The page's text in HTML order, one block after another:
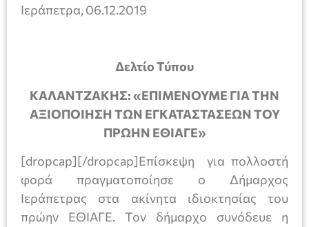
Ιεράπετρα, 06.12.2019
Δελτίο Τύπου
ΚΑΛΑΝΤΖΑΚΗΣ: «ΕΠΙΜΕΝΟΥΜΕ ΓΙΑ ΤΗΝ
ΑΞΙΟΠΟΙΗΣΗ ΤΩΝ ΕΓΚΑΤΑΣΤΑΣΕΩΝ ΤΟΥ
ΠΡΩΗΝ ΕΘΙΑΓΕ»
[dropcap][/dropcap]Επίσκεψη για πολλοστή
φορά πραγματοποίησε ο Δήμαρχος
Ιεράπετρας στα ακίνητα ιδιοκτησίας του
πρώην ΕΘΙΑΓΕ. Τον δήμαρχο συνόδευε η